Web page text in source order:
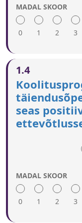
Eakateni
kanaleid,
MADAL SKOOR
0 1 2 3
Luuakse
1.4
seas
MADAL SKOOR
0 1 2 3